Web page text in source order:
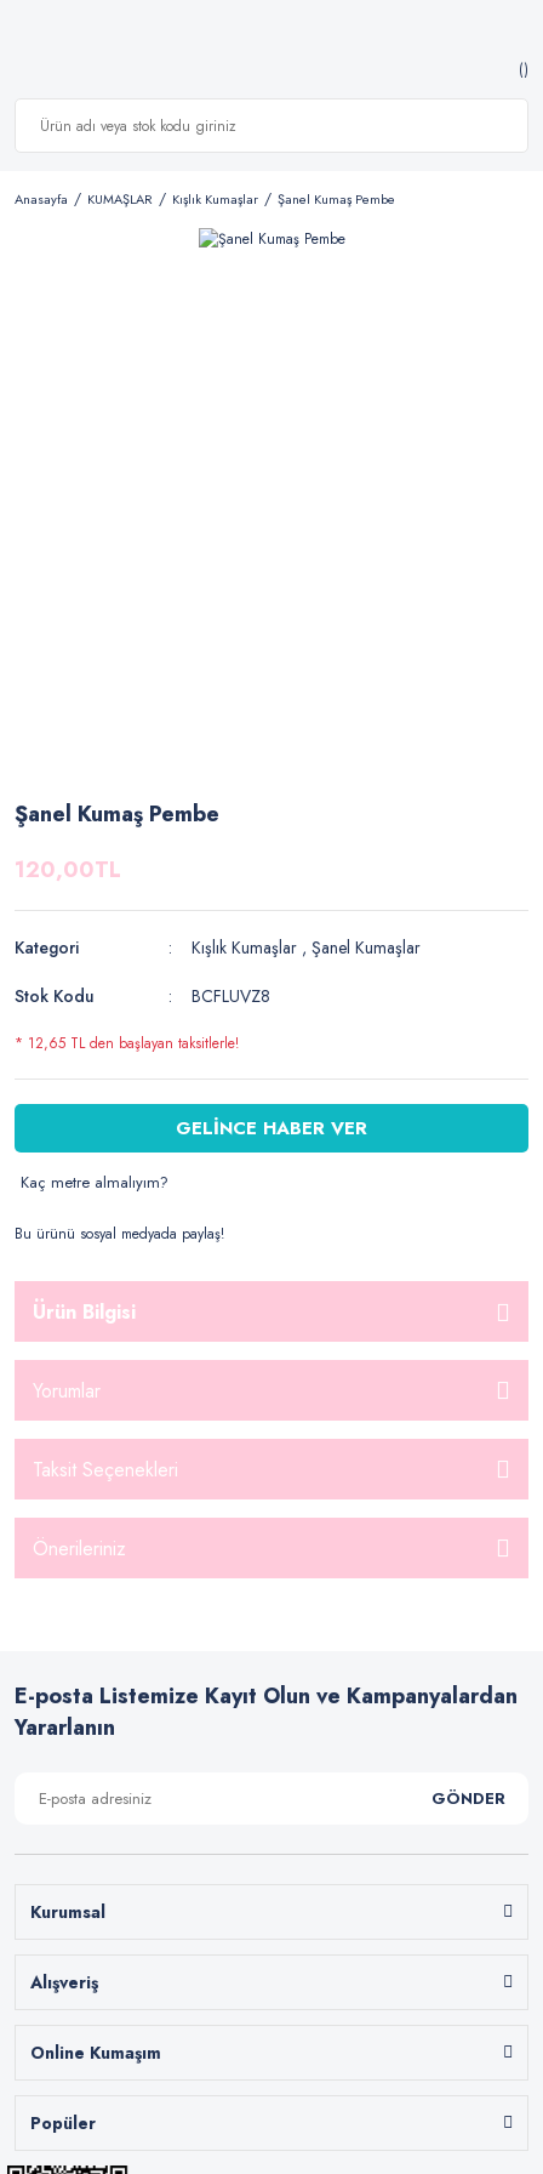
Anasayfa KUMAŞLAR Kışlık Kumaşlar Şanel Kumaş Pembe
Şanel Kumaş Pembe
120,00TL
Kategori Kışlık Kumaşlar ,Şanel Kumaşlar
Stok Kodu
BCFLUVZ8
* 12,65 TL den başlayan taksitlerle!
GELİNCE HABER VER
Kaç metre almalıyım?
Bu ürünü sosyal medyada paylaş!
Ürün Bilgisi
Yorumlar
Taksit Seçenekleri
Önerileriniz
E-posta Listemize Kayıt Olun ve Kampanyalardan
Yararlanın
GÖNDER
Kurumsal
Alışveriş
Online Kumaşım
Popüler